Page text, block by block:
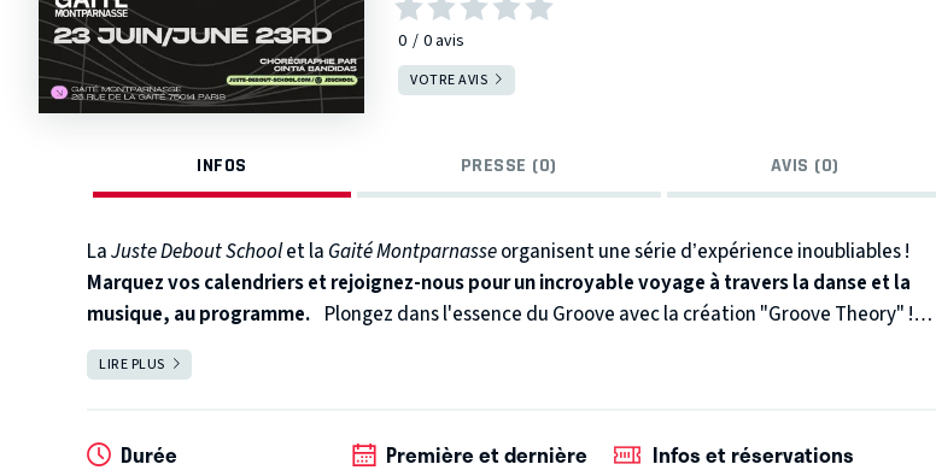
0 0avis
VOTRE AVIS
INFOS PRESSE (0) AVIS (0)
LaJuste Debout Schoolet la Gaité Montparnasseorganisent une série d’expérience inoubliables !
Marquez vos calendriers et rejoignez-nous pour un incroyable voyage à travers la danse et la
musique, au programme. Plongez dans l'essence du Groove avec la création "Groove Theory" !
Explorez l'énergie mystérieuse du Groove à travers la danse, la musique et l'expression. Rejoignez
dix artistes qui dévoilent sur scène des facettes uniques de cette essence insaisissable à travers: le
LIRE PLUS
Durée Première et dernière Infos et réservations